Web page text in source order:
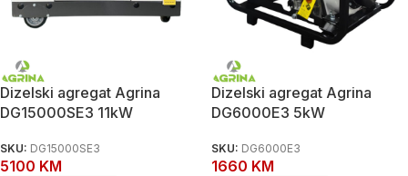
Dizelski agregat Agrina
DG15000SE3 11kW
SKU: DG15000SE3
5100 KM
Dizelski agregat Agrina
DG6000E3 5kW
SKU: DG6000E3
1660 KM